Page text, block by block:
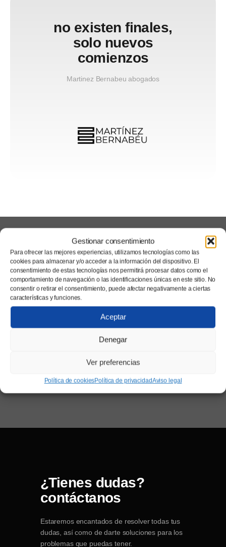
Gestionar consentimiento
Para ofrecer las mejores experiencias, utilizamos tecnologías como las
cookies para almacenar y/o acceder a la información del dispositivo. El
consentimiento de estas tecnologías nos permitirá procesar datos como el
comportamiento de navegación o las identificaciones únicas en este sitio. No
consentir o retirar el consentimiento, puede afectar negativamente a ciertas
características y funciones.
Aceptar
Denegar
Ver preferencias
Política de cookiesPolítica de privacidadAviso legal
no existen finales,
solo nuevos
comienzos
Martinez Bernabeu abogados
¿Tienes dudas?
contáctanos
Estaremos encantados de resolver todas tus
dudas, así como de darte soluciones para los
problemas que puedas tener.